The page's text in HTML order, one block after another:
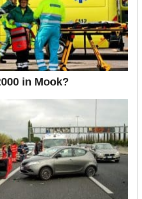
in Mook?